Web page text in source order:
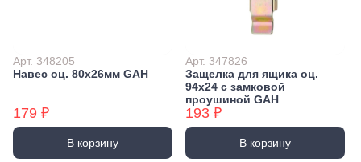
Арт. 348205
Навес оц. 80х26мм GAH
179 ₽
В корзину
Арт. 347826
Защелка для ящика оц.
94x24 с замковой
проушиной GAH
193 ₽
В корзину